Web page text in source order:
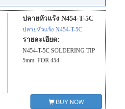
ปลายหัวแร้ง N454-T-5C
ปลายหัวแร้ง N454-T-5C
รายละเอียด:
N454-T-5C SOLDERING TIP
5mm. FOR 454
BUY NOW